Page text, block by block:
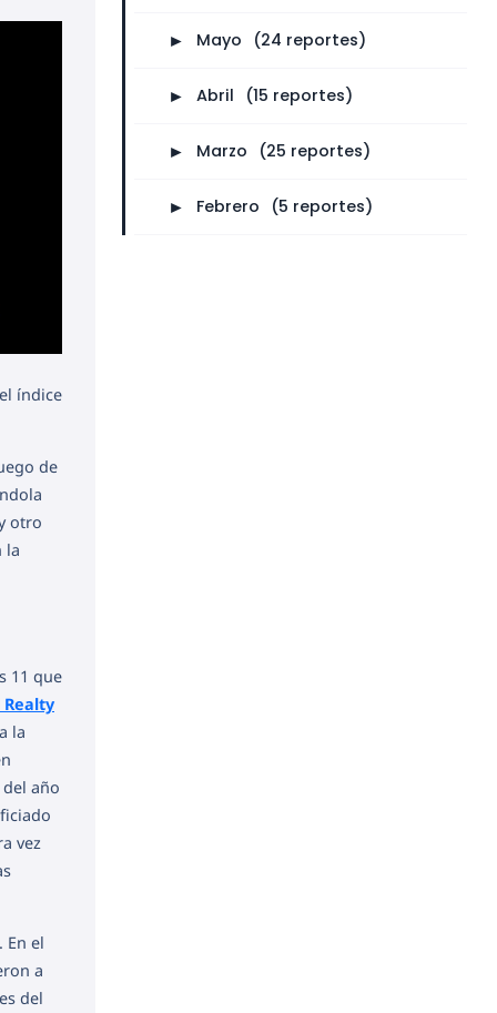
índice
de
otro
la
11 que
la
año
vez
En el
a
del
► Mayo (24 reportes)
► Abril (15 reportes)
► Marzo (25 reportes)
► Febrero (5 reportes)